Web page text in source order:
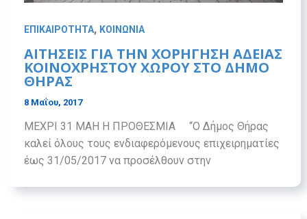
ΕΠΙΚΑΙΡΟΤΗΤΑ, ΚΟΙΝΩΝΙΑ
ΑΙΤΗΣΕΙΣ ΓΙΑ ΤΗΝ ΧΟΡΗΓΗΣΗ ΑΔΕΙΑΣ
ΚΟΙΝΟΧΡΗΣΤΟΥ ΧΩΡΟΥ ΣΤΟ ΔΗΜΟ
ΘΗΡΑΣ
8 Μαΐου, 2017
ΜΕΧΡΙ 31 ΜΑΗ Η ΠΡΟΘΕΣΜΙΑ “Ο Δήμος Θήρας
καλεί όλους τους ενδιαφερόμενους επιχειρηματίες
έως 31/05/2017 να προσέλθουν στην